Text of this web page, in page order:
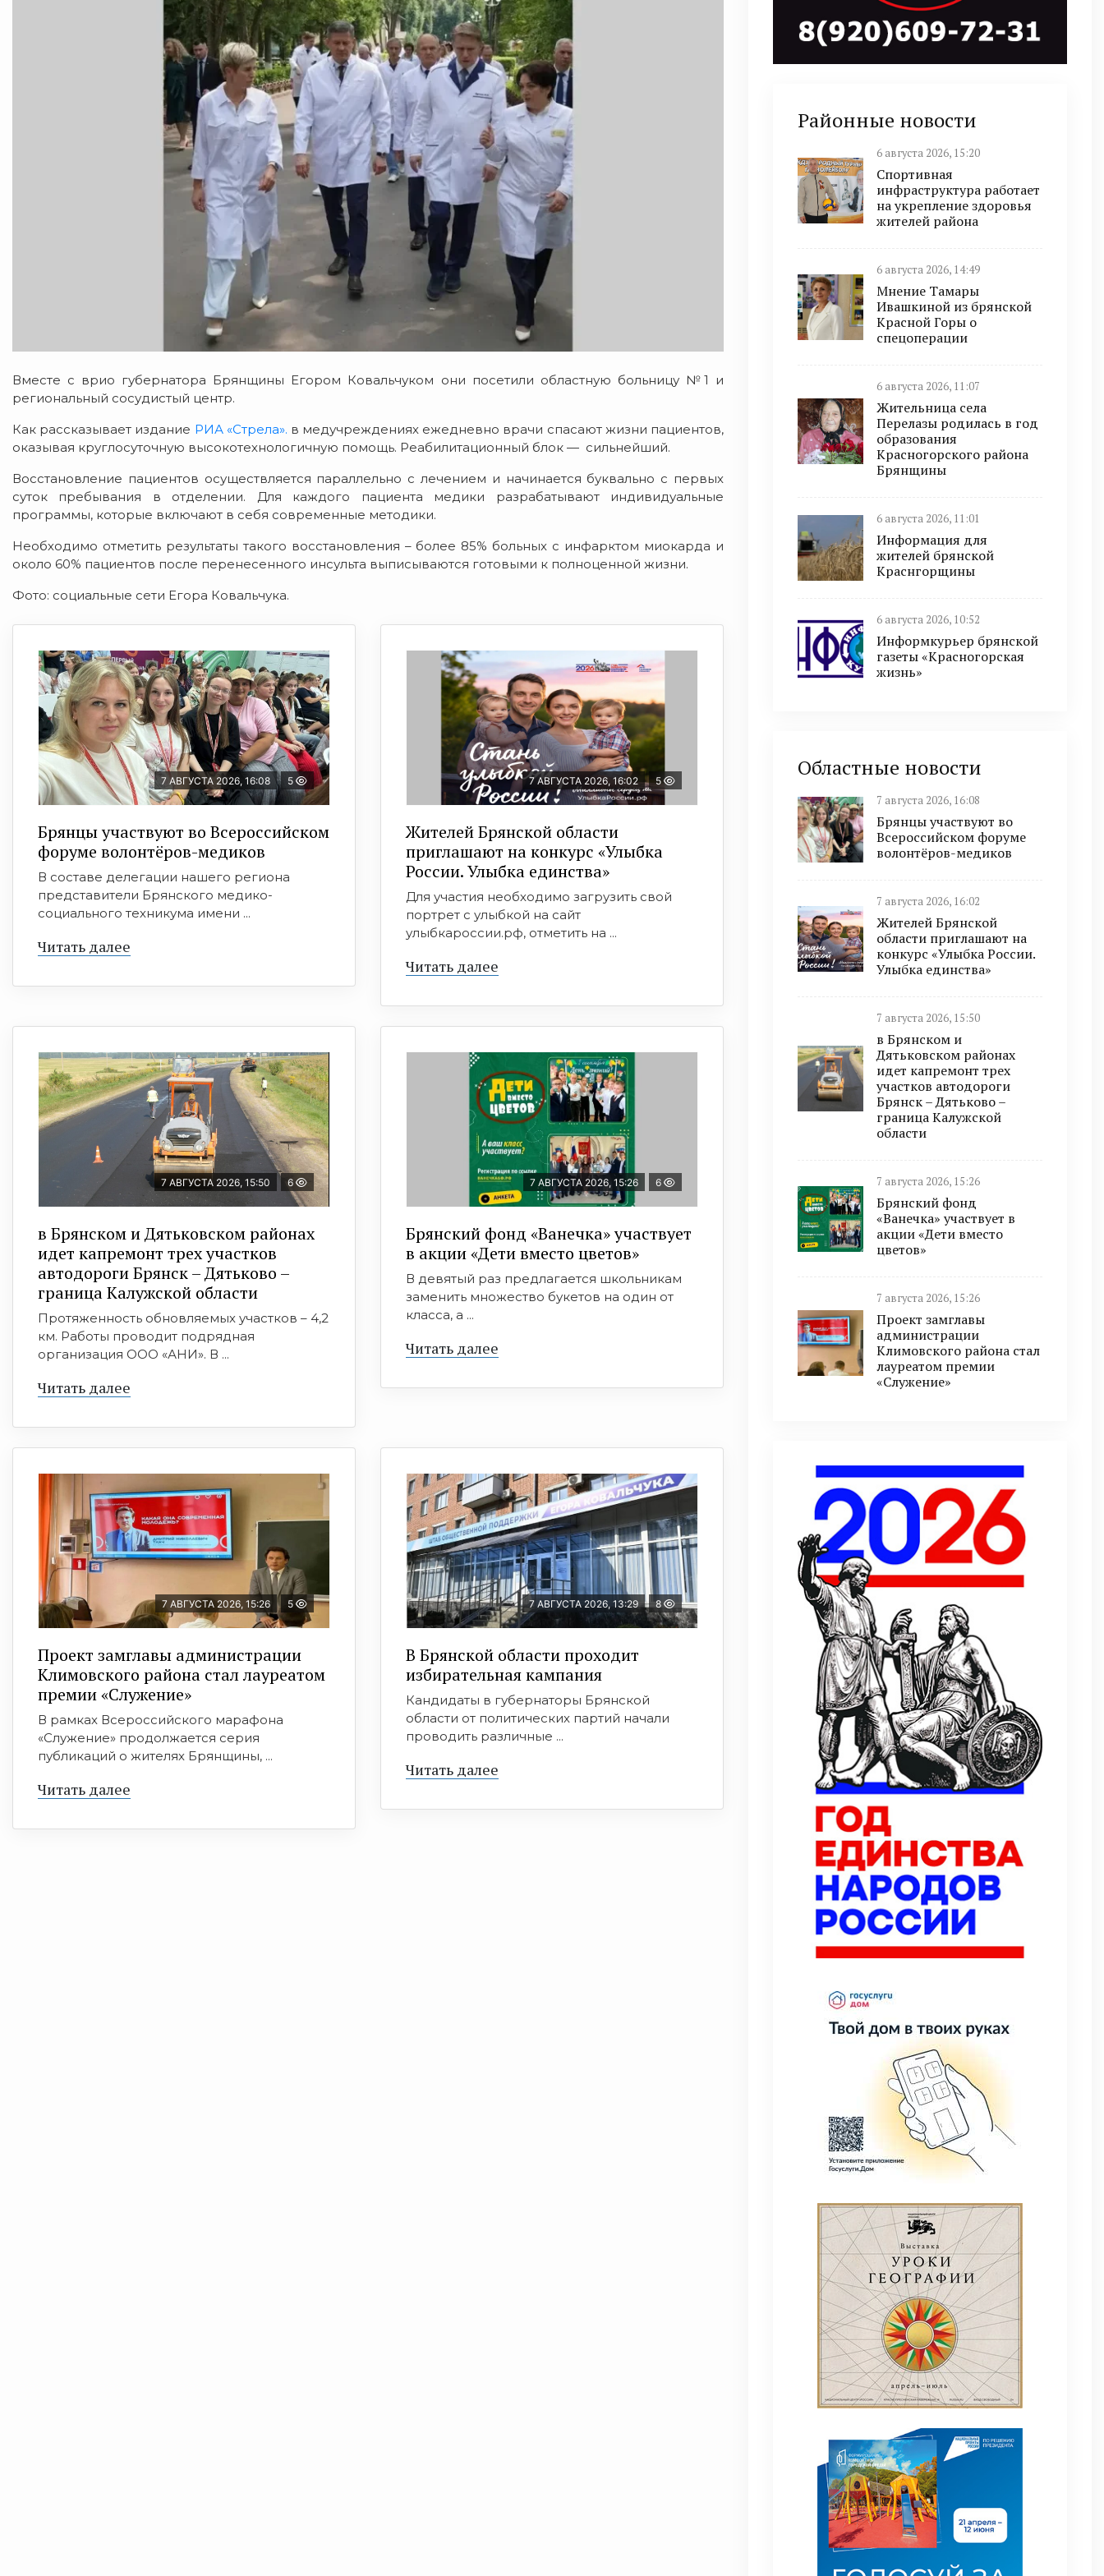
Вместе с врио губернатора Брянщины Егором Ковальчуком они посетили областную больницу №1 и
региональный сосудистый центр.
Как рассказывает издание РИА «Стрела». в медучреждениях ежедневно врачи спасают жизни пациентов,
оказывая круглосуточную высокотехнологичную помощь. Реабилитационный блок — сильнейший.
Восстановление пациентов осуществляется параллельно с лечением и начинается буквально с первых
суток пребывания в отделении. Для каждого пациента медики разрабатывают индивидуальные
программы, которые включают в себя современные методики.
Необходимо отметить результаты такого восстановления – более 85% больных с инфарктом миокарда и
около 60% пациентов после перенесенного инсульта выписываются готовыми к полноценной жизни.
Фото: социальные сети Егора Ковальчука.
7 АВГУСТА 2026, 16:08 5
Брянцы участвуют во Всероссийском
форуме волонтёров-медиков
В составе делегации нашего региона
представители Брянского медико-
социального техникума имени ...
Читать далее
7 АВГУСТА 2026, 16:02 5
Жителей Брянской области
приглашают на конкурс «Улыбка
России. Улыбка единства»
Для участия необходимо загрузить свой
портрет с улыбкой на сайт
улыбкароссии.рф, отметить на ...
Читать далее
7 АВГУСТА 2026, 15:50 6
в Брянском и Дятьковском районах
идет капремонт трех участков
автодороги Брянск – Дятьково –
граница Калужской области
Протяженность обновляемых участков – 4,2
км. Работы проводит подрядная
организация ООО «АНИ». В ...
Читать далее
7 АВГУСТА 2026, 15:26 6
Брянский фонд «Ванечка» участвует
в акции «Дети вместо цветов»
В девятый раз предлагается школьникам
заменить множество букетов на один от
класса, а ...
Читать далее
7 АВГУСТА 2026, 15:26 5
Проект замглавы администрации
Климовского района стал лауреатом
премии «Служение»
В рамках Всероссийского марафона
«Служение» продолжается серия
публикаций о жителях Брянщины, ...
Читать далее
7 АВГУСТА 2026, 13:29 8
В Брянской области проходит
избирательная кампания
Кандидаты в губернаторы Брянской
области от политических партий начали
проводить различные ...
Читать далее
Районные новости
6 августа 2026, 15:20
Спортивная
инфраструктура работает
на укрепление здоровья
жителей района
6 августа 2026, 14:49
Мнение Тамары
Ивашкиной из брянской
Красной Горы о
спецоперации
6 августа 2026, 11:07
Жительница села
Перелазы родилась в год
образования
Красногорского района
Брянщины
6 августа 2026, 11:01
Информация для
жителей брянской
Краснгорщины
6 августа 2026, 10:52
Информкурьер брянской
газеты «Красногорская
жизнь»
Областные новости
7 августа 2026, 16:08
Брянцы участвуют во
Всероссийском форуме
волонтёров-медиков
7 августа 2026, 16:02
Жителей Брянской
области приглашают на
конкурс «Улыбка России.
Улыбка единства»
7 августа 2026, 15:50
в Брянском и
Дятьковском районах
идет капремонт трех
участков автодороги
Брянск – Дятьково –
граница Калужской
области
7 августа 2026, 15:26
Брянский фонд
«Ванечка» участвует в
акции «Дети вместо
цветов»
7 августа 2026, 15:26
Проект замглавы
администрации
Климовского района стал
лауреатом премии
«Служение»